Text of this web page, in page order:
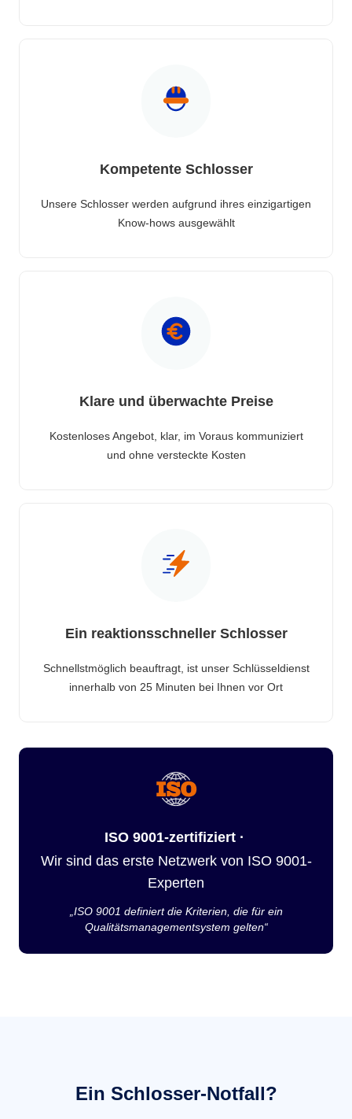
Kompetente Schlosser
Unsere Schlosser werden aufgrund ihres einzigartigen
Know-hows ausgewählt
Klare und überwachte Preise
Kostenloses Angebot, klar, im Voraus kommuniziert
und ohne versteckte Kosten
Ein reaktionsschneller Schlosser
Schnellstmöglich beauftragt, ist unser Schlüsseldienst
innerhalb von 25 Minuten bei Ihnen vor Ort
ISO 9001-zertifiziert ·
Wir sind das erste Netzwerk von ISO 9001-
Experten
„ISO 9001 definiert die Kriterien, die für ein
Qualitätsmanagementsystem gelten“
Ein Schlosser-Notfall?